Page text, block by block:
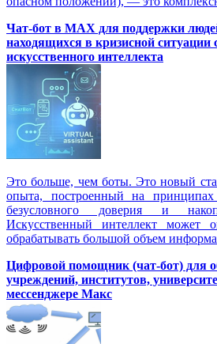
Чат-бот в MAX для поддержки
находящихся в кризисной ситуации
искусственного интеллекта
Это больше, чем боты. Это новый
опыта, построенный на принципах
безусловного доверия и
Искусственный интеллект может
обрабатывать большой объем
Цифровой помощник (чат-бот) для
учреждений, институтов,
мессенджере Макс